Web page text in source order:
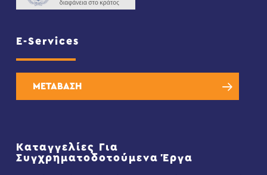
E-Services
ΜΕΤΑΒΑΣΗ
Καταγγελίες Για
Συγχρηματοδοτούμενα Έργα